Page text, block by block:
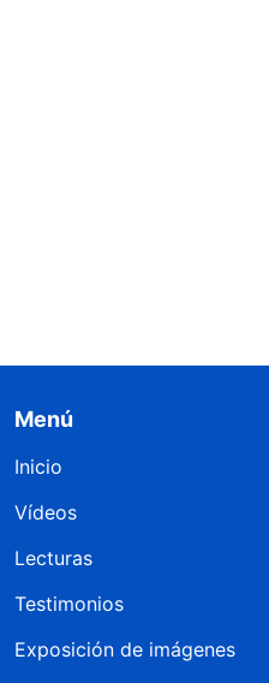
Menú
Inicio
Vídeos
Lecturas
Testimonios
Exposición de imágenes